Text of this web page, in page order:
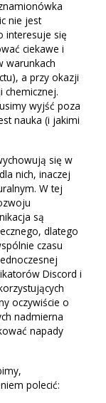
nie jest
interesuje się
ciekawe i
warunkach
a przy okazji
chemicznej.
wyjść poza
nauka (i jakimi
się w
nich, inaczej
W tej
są
dlatego
czasu
Discord i
oczywiście o
nadmierna
napady
polecić: